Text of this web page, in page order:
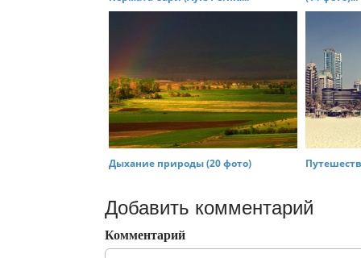
Дыхание природы (20 фото)
Добавить комментарий
Комментарий